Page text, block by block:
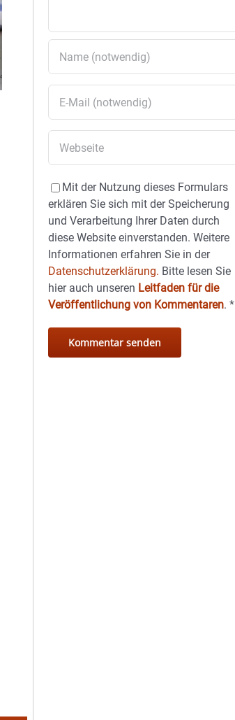
Mit der Nutzung dieses Formulars
erklären Sie sich mit der Speicherung
und Verarbeitung Ihrer Daten durch
diese Website einverstanden. Weitere
Informationen erfahren Sie in der
Datenschutzerklärung. Bitte lesen Sie
hier auch unseren Leitfaden für die
Veröffentlichung von Kommentaren.*